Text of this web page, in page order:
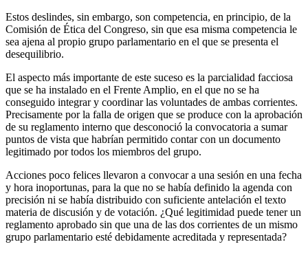
Estos deslindes, sin embargo, son competencia, en principio, de la
Comisión de Ética del Congreso, sin que esa misma competencia le
sea ajena al propio grupo parlamentario en el que se presenta el
desequilibrio.
El aspecto más importante de este suceso es la parcialidad facciosa
que se ha instalado en el Frente Amplio, en el que no se ha
conseguido integrar y coordinar las voluntades de ambas corrientes.
Precisamente por la falla de origen que se produce con la aprobación
de su reglamento interno que desconoció la convocatoria a sumar
puntos de vista que habrían permitido contar con un documento
legitimado por todos los miembros del grupo.
Acciones poco felices llevaron a convocar a una sesión en una fecha
y hora inoportunas, para la que no se había definido la agenda con
precisión ni se había distribuido con suficiente antelación el texto
materia de discusión y de votación. ¿Qué legitimidad puede tener un
reglamento aprobado sin que una de las dos corrientes de un mismo
grupo parlamentario esté debidamente acreditada y representada?